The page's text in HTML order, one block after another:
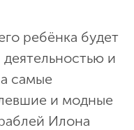
ребёнка будет
и
самые
и модные
Илона